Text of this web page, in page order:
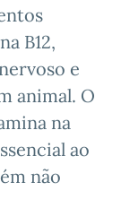
B12,
e
animal. O
na
ao
não